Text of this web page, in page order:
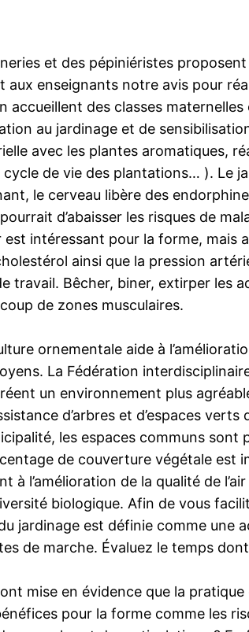
et des pépiniéristes
enseignants notre avis pour
accueillent des classes
au jardinage et de
avec les plantes aromatiques,
de vie des plantations… ). Le
le cerveau libère des
d’abaisser les risques de
intéressant pour la forme,
ainsi que la pression
travail. Bêcher, biner, extirper les
de zones musculaires.
ornementale aide à
La Fédération
un environnement plus
d’arbres et d’espaces
les espaces communs sont
de couverture végétale
l’amélioration de la qualité de
biologique. Afin de vous
jardinage est définie comme
de marche. Évaluez le temps
mise en évidence que la
pour la forme comme les